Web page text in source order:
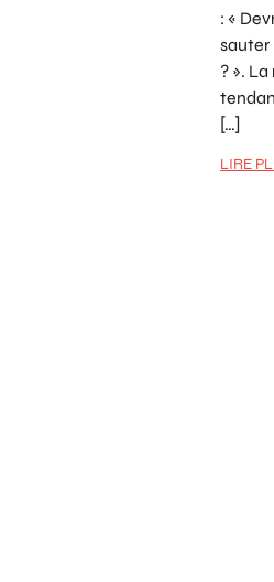
: «
sauter
? ».
[…]
LIRE